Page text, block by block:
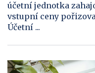
účetní jednotka
vstupní ceny
Účetní ...